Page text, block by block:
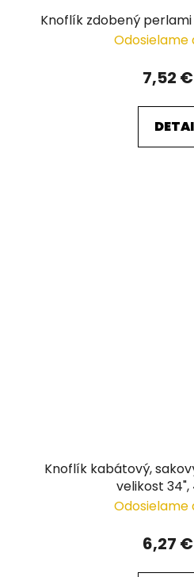
Knoflík zdobený perlami
Odosielame
7,52 €
Knoflík kabátový,
velikost 34",
Odosielame
6,27 €